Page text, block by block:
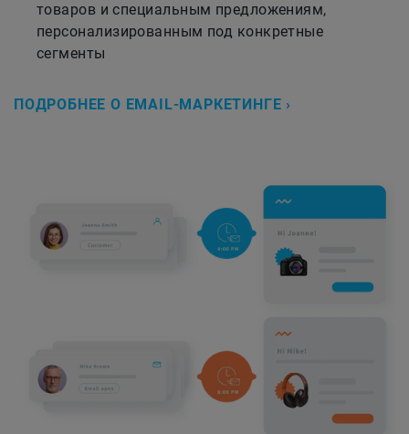
товаров и специальным предложениям,
персонализированным под конкретные
сегменты
ПОДРОБНЕЕ О EMAIL-МАРКЕТИНГЕ ›